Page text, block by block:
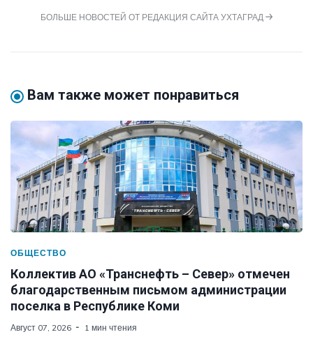
БОЛЬШЕ НОВОСТЕЙ ОТ РЕДАКЦИЯ САЙТА УХТАГРАД
Вам также может понравиться
ОБЩЕСТВО
Коллектив АО «Транснефть – Север» отмечен
благодарственным письмом администрации
поселка в Республике Коми
Август 07, 2026 1 мин чтения